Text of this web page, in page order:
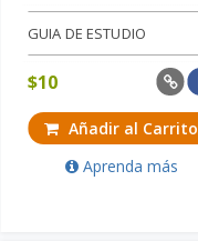
GUIA DE ESTUDIO
$10
Añadir al Carrito
Aprenda más